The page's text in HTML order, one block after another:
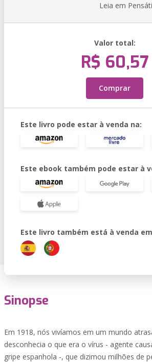
Leia em
Valor total:
R$ 60,57
Comprar
Este livro pode estar à venda na:
Este ebook também pode estar à
Este livro também está à venda
Sinopse
Em 1918, nós vivíamos em um mundo
desconhecia o que era o vírus - agente
gripe espanhola -, que dizimou milhões de